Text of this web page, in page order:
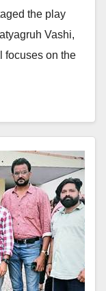
the play
Vashi,
focuses on the